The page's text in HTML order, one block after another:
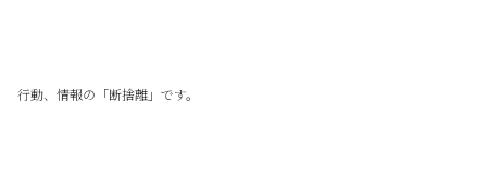
行動、情報の「断捨離」です。